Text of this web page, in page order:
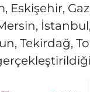
Eskişehir,
Tekirdağ,